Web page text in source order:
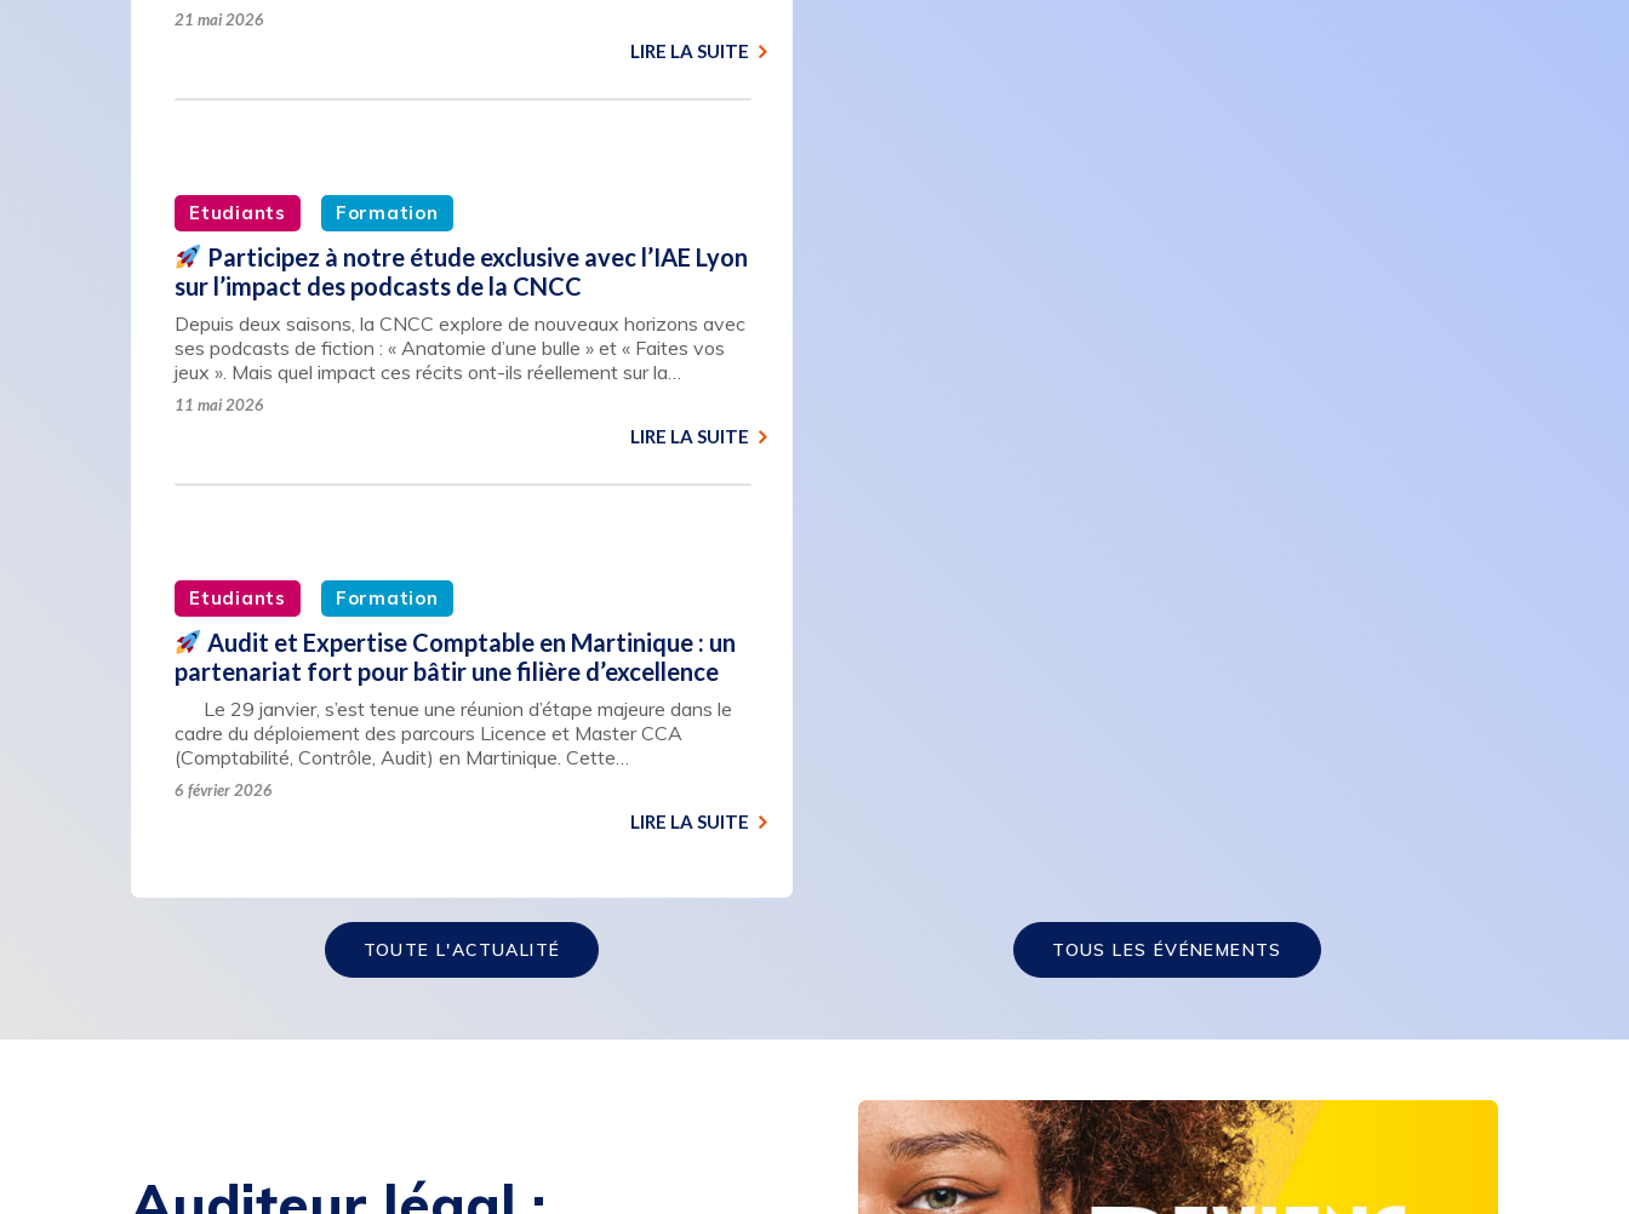
21 mai 2026
LIRE LA SUITE
Etudiants Formation
Participez à notre étude exclusive avec l’IAE Lyon
sur l’impact des podcasts de la CNCC
Depuis deux saisons, la CNCC explore de nouveaux horizons avec
ses podcasts de fiction : « Anatomie d’une bulle » et « Faites vos
jeux ». Mais quel impact ces récits ont-ils réellement sur la…
11 mai 2026
LIRE LA SUITE
Etudiants Formation
Audit et Expertise Comptable en Martinique : un
partenariat fort pour bâtir une filière d’excellence
Le 29 janvier, s’est tenue une réunion d’étape majeure dans le
cadre du déploiement des parcours Licence et Master CCA
(Comptabilité, Contrôle, Audit) en Martinique. Cette…
6 février 2026
LIRE LA SUITE
TOUTE L'ACTUALITÉ TOUS LES ÉVÉNEMENTS